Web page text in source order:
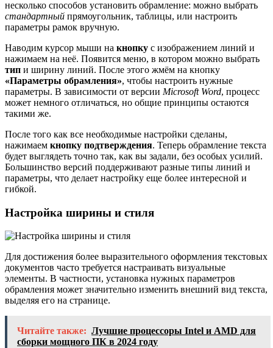
несколько способов установить обрамление: можно выбрать
стандартный прямоугольник, таблицы, или настроить
параметры рамок вручную.
Наводим курсор мыши на кнопку с изображением линий и
нажимаем на неё. Появится меню, в котором можно выбрать
тип и ширину линий. После этого жмём на кнопку
«Параметры обрамления», чтобы настроить нужные
параметры. В зависимости от версии Microsoft Word, процесс
может немного отличаться, но общие принципы остаются
такими же.
После того как все необходимые настройки сделаны,
нажимаем кнопку подтверждения. Теперь обрамление текста
будет выглядеть точно так, как вы задали, без особых усилий.
Большинство версий поддерживают разные типы линий и
параметры, что делает настройку еще более интересной и
гибкой.
Настройка ширины и стиля
Для достижения более выразительного оформления текстовых
документов часто требуется настраивать визуальные
элементы. В частности, установка нужных параметров
обрамления может значительно изменить внешний вид текста,
выделяя его на странице.
Читайте также: Лучшие процессоры Intel и AMD для
сборки мощного ПК в 2024 году